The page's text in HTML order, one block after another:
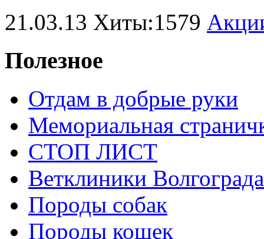
21.03.13 Хиты:1579
Полезное
Отдам в добрые руки
Мемориальная
СТОП ЛИСТ
Ветклиники Волгограда
Породы собак
Породы кошек